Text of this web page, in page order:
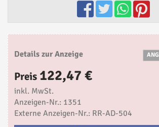
Details zur Anzeige ANG
Preis 122,47 €
inkl. MwSt.
Anzeigen-Nr.: 1351
Externe Anzeigen-Nr.: RR-AD-504